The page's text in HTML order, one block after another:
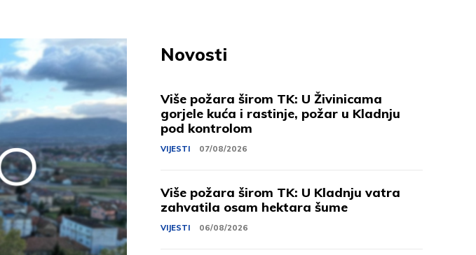
Novosti
Više požara širom TK: U Živinicama
gorjele kuća i rastinje, požar u Kladnju
pod kontrolom
VIJESTI 07/08/2026
Više požara širom TK: U Kladnju vatra
zahvatila osam hektara šume
VIJESTI 06/08/2026